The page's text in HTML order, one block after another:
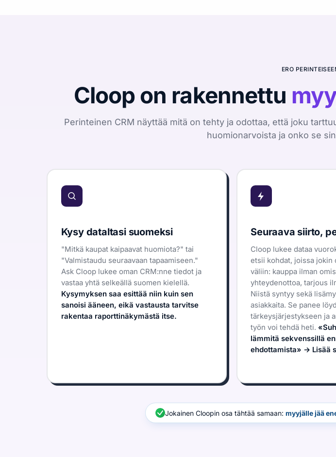
ERO
Cloop on rakennettu
Perinteinen CRM näyttää mitä on tehty ja odottaa, että joku
huomionarvoista ja onko se
Kysy dataltasi suomeksi
"Mitkä kaupat kaipaavat huomiota?" tai
"Valmistaudu seuraavaan tapaamiseen."
Ask Cloop lukee oman CRM:nne tiedot ja
vastaa yhtä selkeällä suomen kielellä.
Kysymyksen saa esittää niin kuin sen
sanoisi ääneen, eikä vastausta tarvitse
rakentaa raporttinäkymästä itse.
Seuraava siirto,
Cloop lukee dataa
etsii kohdat, joissa jokin
väliin: kauppa ilman
yhteydenottoa, tarjous
Niistä syntyy sekä
asiakkaita. Se panee
tärkeysjärjestykseen ja
työn voi tehdä heti.
lämmitä sekvenssillä
ehdottamista» → Lisää
Jokainen Cloopin osa tähtää samaan: myyjälle jää